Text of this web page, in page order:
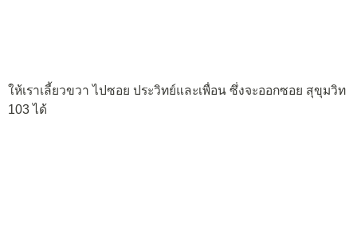
ให้เราเลี้ยวขวา ไปซอย ประวิทย์และเพื่อน ซึ่งจะออกซอย สุขุมวิท
103 ได้